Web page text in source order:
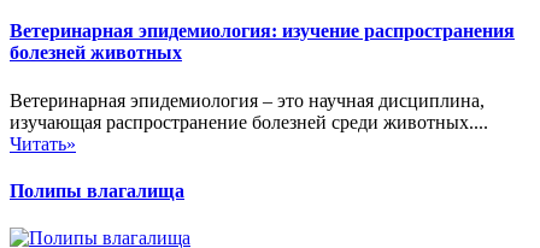
Ветеринарная эпидемиология: изучение распространения
болезней животных
Ветеринарная эпидемиология – это научная дисциплина,
изучающая распространение болезней среди животных....
Читать»
Полипы влагалища